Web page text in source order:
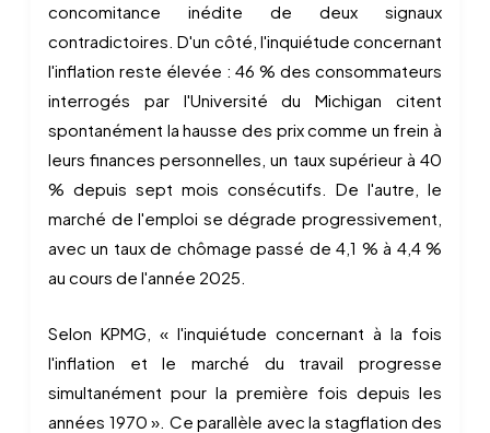
concomitance inédite de deux signaux
contradictoires. D'un côté, l'inquiétude concernant
l'inflation reste élevée : 46 % des consommateurs
interrogés par l'Université du Michigan citent
spontanément la hausse des prix comme un frein à
leurs finances personnelles, un taux supérieur à 40
% depuis sept mois consécutifs. De l'autre, le
marché de l'emploi se dégrade progressivement,
avec un taux de chômage passé de 4,1 % à 4,4 %
au cours de l'année 2025.
Selon KPMG, « l'inquiétude concernant à la fois
l'inflation et le marché du travail progresse
simultanément pour la première fois depuis les
années 1970 ». Ce parallèle avec la stagflation des